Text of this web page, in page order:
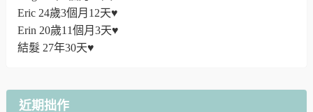
Eric 24歲3個月12天♥
Erin 20歲11個月3天♥
結髮 27年30天♥
近期拙作